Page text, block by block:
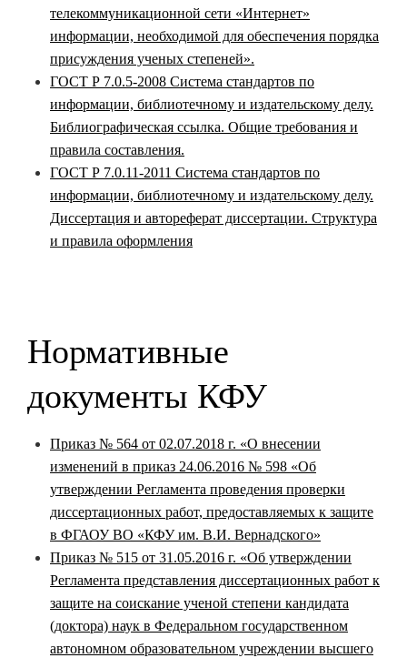
телекоммуникационной сети «Интернет»
информации, необходимой для обеспечения порядка
присуждения ученых степеней».
ГОСТ Р 7.0.5-2008 Система стандартов по
информации, библиотечному и издательскому делу.
Библиографическая ссылка. Общие требования и
правила составления.
ГОСТ Р 7.0.11-2011 Система стандартов по
информации, библиотечному и издательскому делу.
Диссертация и автореферат диссертации. Структура
и правила оформления
Нормативные
документы КФУ
Приказ № 564 от 02.07.2018 г. «О внесении
изменений в приказ 24.06.2016 № 598 «Об
утверждении Регламента проведения проверки
диссертационных работ, предоставляемых к защите
в ФГАОУ ВО «КФУ им. В.И. Вернадского»
Приказ № 515 от 31.05.2016 г. «Об утверждении
Регламента представления диссертационных работ к
защите на соискание ученой степени кандидата
(доктора) наук в Федеральном государственном
автономном образовательном учреждении высшего